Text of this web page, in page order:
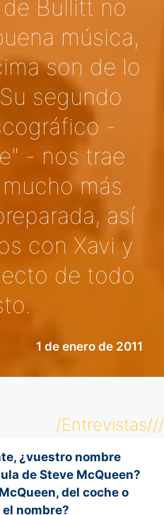
Bullitt no
música,
son de lo
segundo
-
- nos trae
más
así
con Xavi y
de todo
1 de enero de 2011
/Entrevistas///
¿vuestro nombre
de Steve McQueen?
del coche o
nombre?